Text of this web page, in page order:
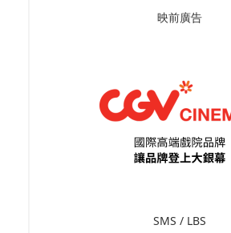
映前廣告
SMS / LBS